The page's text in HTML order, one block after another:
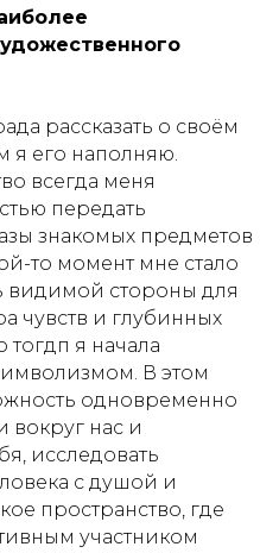
рассказать о своём
я его наполняю.
всегда меня
передать
знакомых предметов
то момент мне стало
видимой стороны для
чувств и глубинных
я начала
В этом
одновременно
вокруг нас и
исследовать
с душой и
пространство, где
участником